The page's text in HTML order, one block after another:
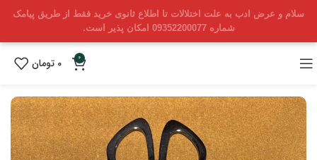
سلام و عرض ادب به علت اختلالات تا اطلاع ثانوی خرید فقط از طریق پیامک
شماره 09352200077 امکان پذیر است.
0
0 تومان